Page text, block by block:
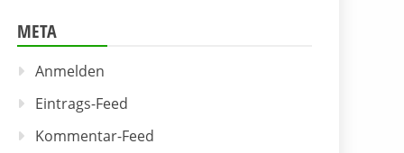
META
Anmelden
Eintrags-Feed
Kommentar-Feed